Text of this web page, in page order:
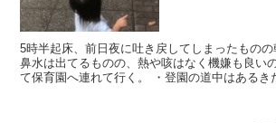
5時半起床、前日夜に吐き戻してしまったものの
鼻水は出てるものの、熱や咳はなく機嫌も良い
て保育園へ連れて行く。 ・登園の道中はあるき